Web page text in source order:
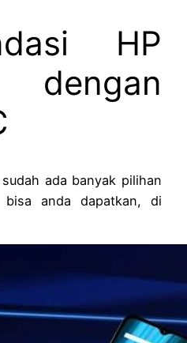
HP
ada banyak pilihan
anda dapatkan, di